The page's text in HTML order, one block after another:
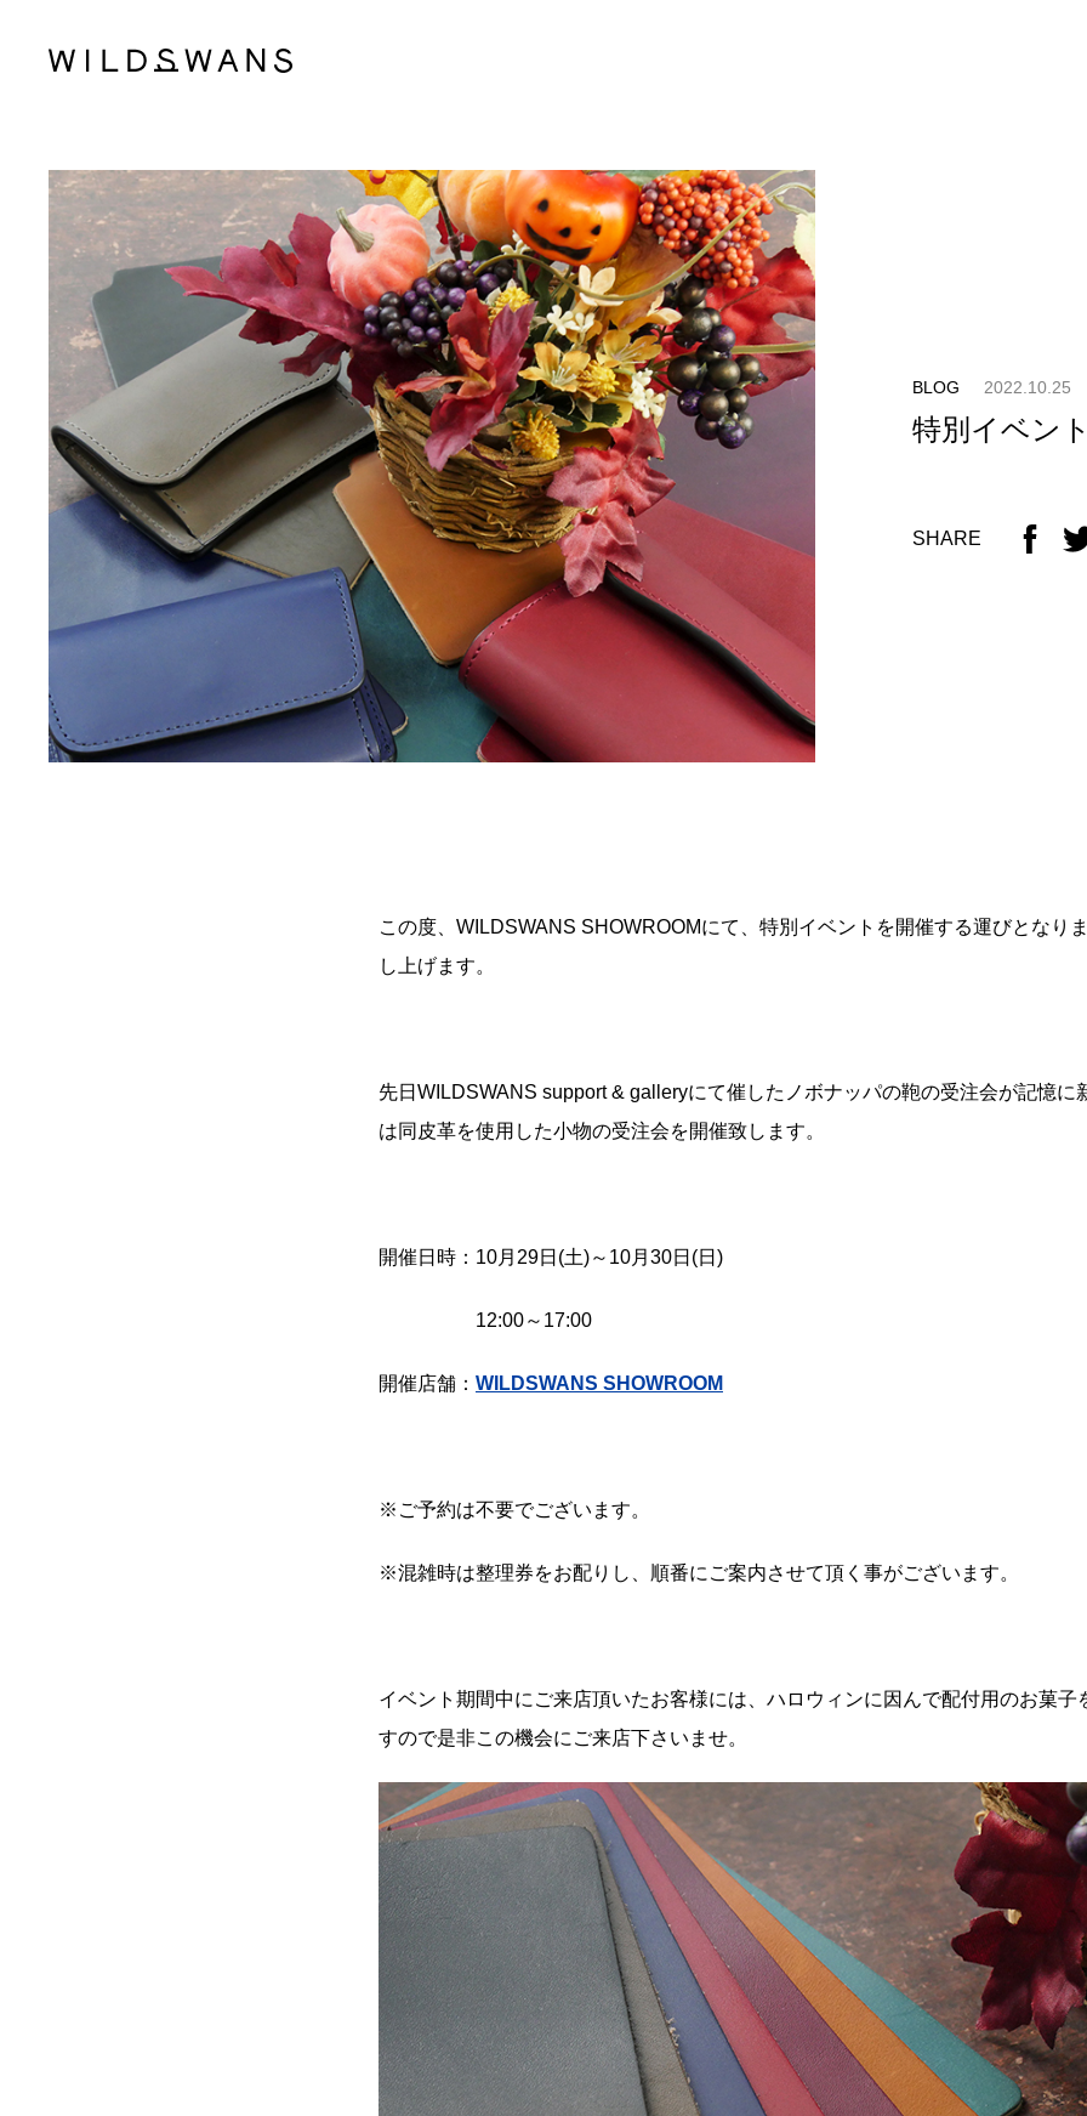
BLOG 2022.10.25
特別イベン
SHARE
この度、 WILDSWANS SHOWROOMにて、特別イベントを開催する運びとなり
し上げます。
先日 WILDSWANS support & galleryにて催したノボナッパの鞄の受注会が記憶に
は同皮革を使用した小物の受注会を開催致します。
開催日時： 10月 29日 (土)～ 10月 30日 (日 )
12:00～ 17:00
開催店舗： WILDSWANS SHOWROOM
※ご予約は不要でございます。
※混雑時は整理券をお配りし、順番にご案内させて頂く事がございます。
イベント期間中にご来店頂いたお客様には、ハロウィンに因んで配付用のお菓子
すので是非この機会にご来店下さいませ。